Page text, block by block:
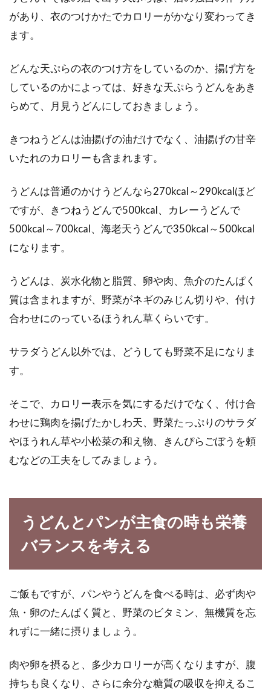
があり、衣のつけかたでカロリーがかなり変わってき
ます。
どんな天ぷらの衣のつけ方をしているのか、揚げ方を
しているのかによっては、好きな天ぷらうどんをあき
らめて、月見うどんにしておきましょう。
きつねうどんは油揚げの油だけでなく、油揚げの甘辛
いたれのカロリーも含まれます。
うどんは普通のかけうどんなら270kcal～290kcalほど
ですが、きつねうどんで500kcal、カレーうどんで
500kcal～700kcal、海老天うどんで350kcal～500kcal
になります。
うどんは、炭水化物と脂質、卵や肉、魚介のたんぱく
質は含まれますが、野菜がネギのみじん切りや、付け
合わせにのっているほうれん草くらいです。
サラダうどん以外では、どうしても野菜不足になりま
す。
そこで、カロリー表示を気にするだけでなく、付け合
わせに鶏肉を揚げたかしわ天、野菜たっぷりのサラダ
やほうれん草や小松菜の和え物、きんぴらごぼうを頼
むなどの工夫をしてみましょう。
うどんとパンが主食の時も栄養
バランスを考える
ご飯もですが、パンやうどんを食べる時は、必ず肉や
魚・卵のたんぱく質と、野菜のビタミン、無機質を忘
れずに一緒に摂りましょう。
肉や卵を摂ると、多少カロリーが高くなりますが、腹
持ちも良くなり、さらに余分な糖質の吸収を抑えるこ